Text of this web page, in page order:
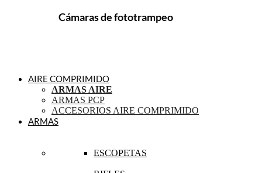
Cámaras de fototrampeo
AIRE COMPRIMIDO
ARMAS AIRE
ARMAS PCP
ACCESORIOS AIRE COMPRIMIDO
ARMAS
ESCOPETAS